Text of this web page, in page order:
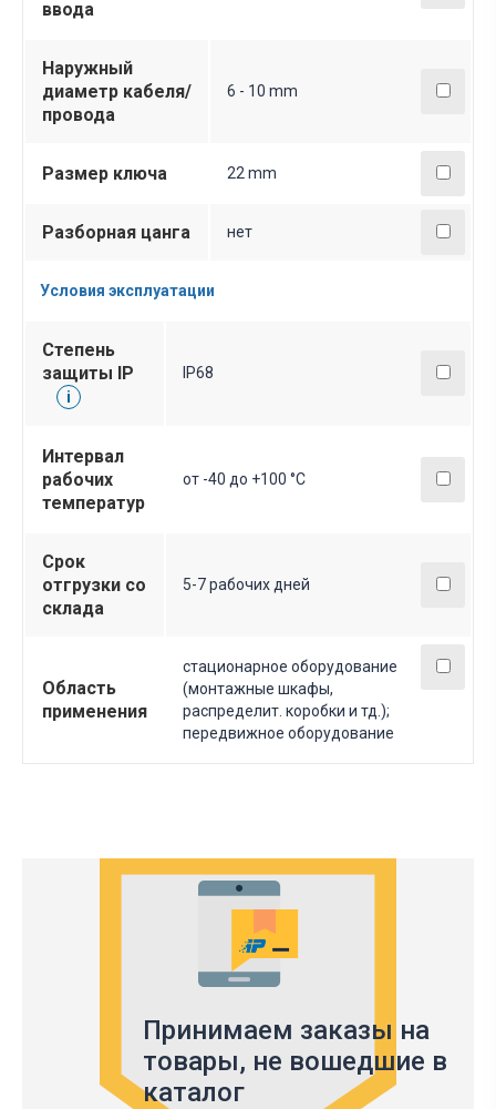
ввода
Наружный
диаметр кабеля/
провода
6 - 10 mm
Размер ключа 22 mm
Разборная цанга нет
Условия эксплуатации
Степень
защиты IP
i
IP68
Интервал
рабочих
температур
от -40 до +100 °С
Срок
отгрузки со
склада
5-7 рабочих дней
Область
применения
стационарное оборудование
(монтажные шкафы,
распределит. коробки и тд.);
передвижное оборудование
Принимаем заказы на
товары, не вошедшие в
каталог